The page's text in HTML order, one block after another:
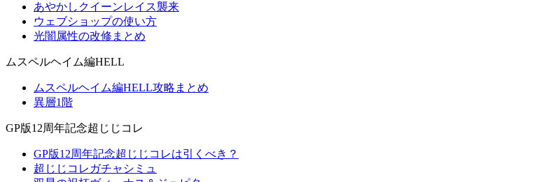
あやかしクイーンレイス襲来
ウェブショップの使い方
光闇属性の改修まとめ
ムスペルヘイム編HELL
ムスペルヘイム編HELL攻略まとめ
異層1階
GP版12周年記念超じじコレ
GP版12周年記念超じじコレは引くべき？
超じじコレガチャシミュ